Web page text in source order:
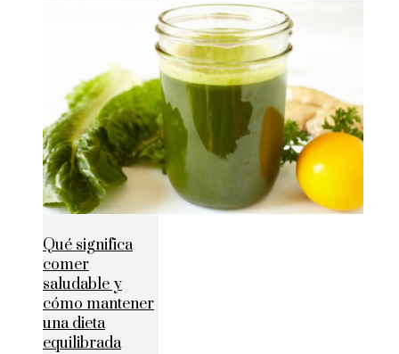
Qué significa
comer
saludable y
cómo mantener
una dieta
equilibrada